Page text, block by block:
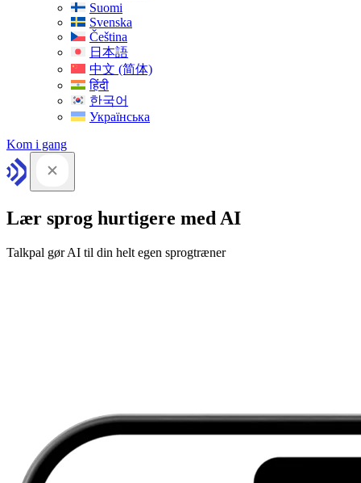
Suomi
Svenska
Čeština
日本語
中文 (简体)
हिंदी
한국어
Українська
Kom i gang
Lær sprog hurtigere med AI
Talkpal gør AI til din helt egen sprogtræner